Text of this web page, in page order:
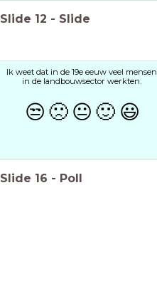
Slide 12 - Slide
Ik weet dat in de 19e eeuw veel mensen
in de landbouwsector werkten.
😒 🙁 😐 🙂 😃
Slide 16 - Poll